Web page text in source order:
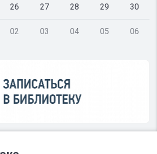
26 27 28 29 30
02 03 04 05 06